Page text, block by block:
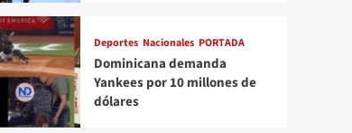
Deportes Nacionales PORTADA
Dominicana demanda
Yankees por 10 millones de
dólares